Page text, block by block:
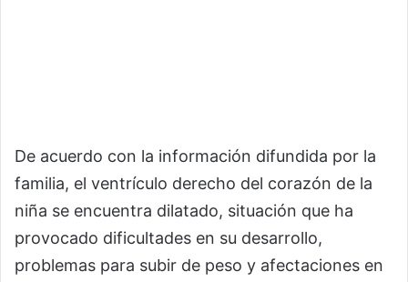
De acuerdo con la información difundida por la
familia, el ventrículo derecho del corazón de la
niña se encuentra dilatado, situación que ha
provocado dificultades en su desarrollo,
problemas para subir de peso y afectaciones en